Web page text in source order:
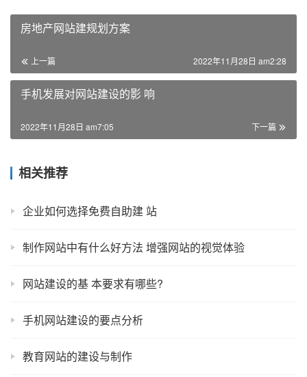
房地产网站建规划方案
上一篇 2022年11月28日 am2:28
手机发展对网站建设的影 响
下一篇
2022年11月28日 am7:05
相关推荐
企业如何选择免费自助建 站
制作网站中有什么好方法 增强网站的视觉体验
网站建设的基 本要求有哪些?
手机网站建设的要点分析
教育网站的建设与制作